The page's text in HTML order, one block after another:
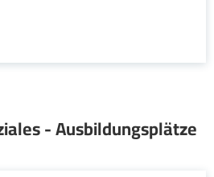
- Ausbildungsplätze